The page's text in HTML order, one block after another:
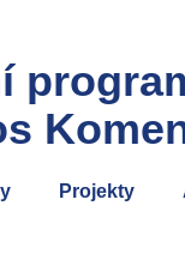
Projekty